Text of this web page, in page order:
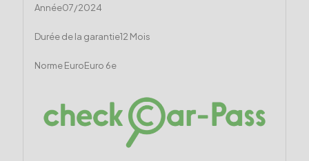
Année07/2024
Durée de la garantie12 Mois
Norme EuroEuro 6e